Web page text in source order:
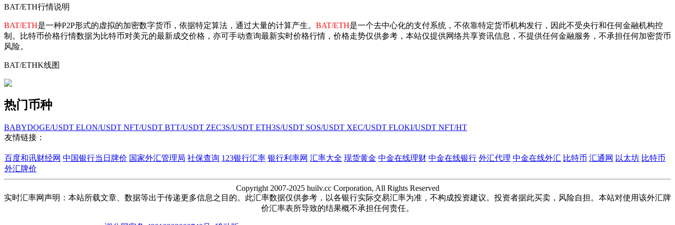
BAT/ETH行情说明
BAT/ETH是一种P2P形式的虚拟的加密数字货币，依据特定算法，通过大量的计算产生。 BAT/ETH是一个去中心化的支付系统，不依靠特定货币机构发行，因此不受央行和任何金融机构控
制。比特币价格行情数据为比特币对美元的最新成交价格，亦可手动查询最新实时价格行情，价格走势仅供参考，本站仅提供网络共享资讯信息，不提供任何金融服务，不承担任何加密货币
风险。
BAT/ETHK线图
热门币种
BABYDOGE/USDT ELON/USDT NFT/USDT BTT/USDT ZEC3S/USDT ETH3S/USDT SOS/USDT XEC/USDT FLOKI/USDT NFT/HT
友情链接：
百度和讯财经网 中国银行当日牌价 国家外汇管理局 社保查询 123银行汇率 银行利率网 汇率大全 现货黄金 中金在线理财 中金在线银行 外汇代理 中金在线外汇 比特币 汇通网 以太坊 比特币
外汇牌价
Copyright 2007-2025 huilv.cc Corporation, All Rights Reserved
实时汇率网声明：本站所载文章、数据等出于传递更多信息之目的。此汇率数据仅供参考，以各银行实际交易汇率为准，不构成投资建议。投资者据此买卖，风险自担。本站对使用该外汇牌
价汇率表所导致的结果概不承担任何责任。